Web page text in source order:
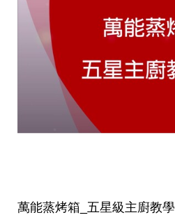
萬能蒸烤箱_五星級主廚教學